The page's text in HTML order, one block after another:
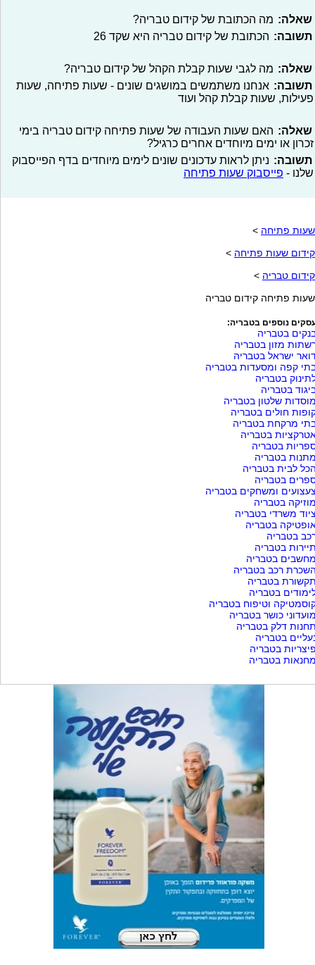
שאלה: מה הכתובת של קידום טבריה?
תשובה: הכתובת של קידום טבריה היא שקד 26
שאלה: מה לגבי שעות קבלת הקהל של קידום טבריה?
תשובה: אנחנו משתמשים במושגים שונים - שעות פתיחה, שעות
פעילות, שעות קבלת קהל ועוד
שאלה: האם שעות העבודה של שעות פתיחה קידום טבריה בימי
זכרון או ימים מיוחדים אחרים כרגיל?
תשובה: ניתן לראות עדכונים שונים לימים מיוחדים בדף הפייסבוק
שלנו - פייסבוק שעות פתיחה
שעות פתיחה >
קידום שעות פתיחה >
קידום טבריה >
שעות פתיחה קידום טבריה
נוספים בטבריה:
בטבריה
מזון בטבריה
ישראל בטבריה
קפה ומסעדות בטבריה
בטבריה
בטבריה
שלטון בטבריה
חולים בטבריה
מרקחת בטבריה
בטבריה
בטבריה
בטבריה
לבית בטבריה
בטבריה
ומשחקים בטבריה
בטבריה
משרדי בטבריה
בטבריה
בטבריה
בטבריה
בטבריה
רכב בטבריה
בטבריה
בטבריה
וטיפוח בטבריה
כושר בטבריה
דלק בטבריה
בטבריה
בטבריה
בטבריה